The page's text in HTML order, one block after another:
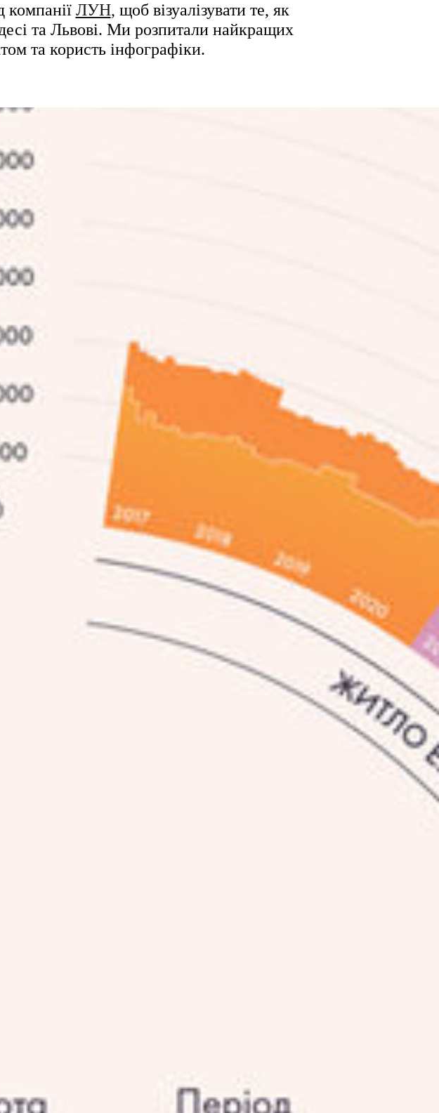
компанії ЛУН, щоб візуалізувати те, як
та Львові. Ми розпитали найкращих
та користь інфографіки.